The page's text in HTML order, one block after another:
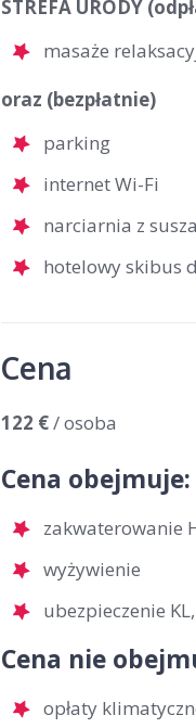
STREFA URODY
masaże
oraz (bezpłatnie)
parking
internet Wi-Fi
narciarnia z
hotelowy skibus
Cena
122 €/ osoba
Cena obejmuje:
zakwaterowanie
wyżywienie
ubezpieczenie
Cena nie
opłaty